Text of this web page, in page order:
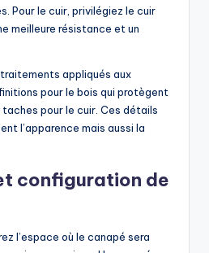
Pour le cuir, privilégiez le cuir
meilleure résistance et un
appliqués aux
pour le bois qui protègent
pour le cuir. Ces détails
l’apparence mais aussi la
configuration de
l’espace où le canapé sera